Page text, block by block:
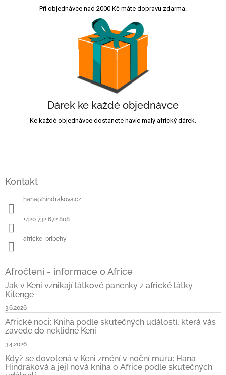
Při objednávce nad 2000 Kč máte dopravu zdarma.
Dárek ke každé objednávce
Ke každé objednávce dostanete navíc malý africký dárek.
Kontakt
hana@hindrakova.cz
+420 732 672 808
africke_pribehy
Afročtení - informace o Africe
Jak v Keni vznikají látkové panenky z africké látky
Kitenge
3.6.2026
Africké noci: Kniha podle skutečných událostí, která vás
zavede do neklidné Keni
3.4.2026
Když se dovolená v Keni změní v noční můru: Hana
Hindráková a její nová kniha o Africe podle skutečných